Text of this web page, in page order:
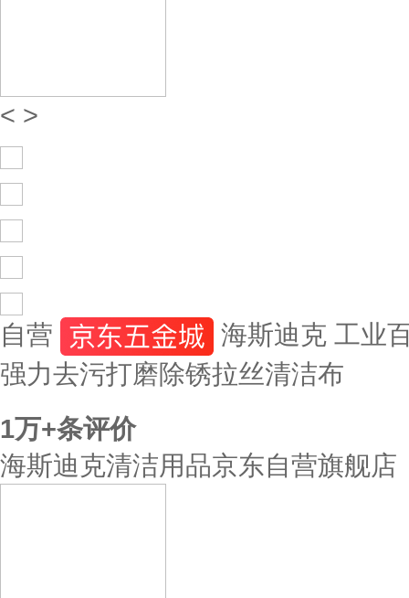
< >
自营
海斯迪克 工业
强力去污打磨除锈拉丝清洁布
1万+条评价
海斯迪克清洁用品京东自营旗舰店